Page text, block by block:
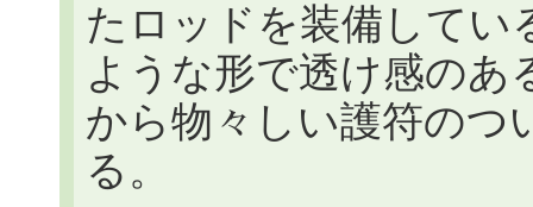
たロッドを装備してい
ような形で透け感のあ
から物々しい護符のつ
る。